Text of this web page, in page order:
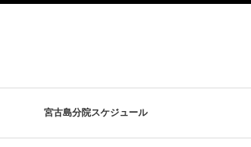
宮古島分院スケジュール